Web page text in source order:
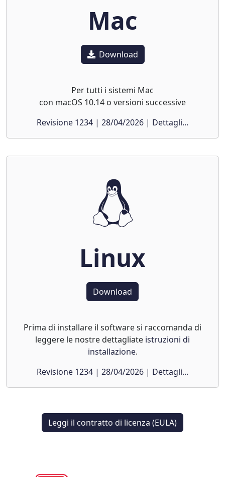
Mac
Download
Per tutti i sistemi Mac
con macOS 10.14 o versioni successive
Revisione 1234 | 28/04/2026 | Dettagli...
Linux
Download
Prima di installare il software si raccomanda di
leggere le nostre dettagliate istruzioni di
installazione.
Revisione 1234 | 28/04/2026 | Dettagli...
Leggi il contratto di licenza (EULA)